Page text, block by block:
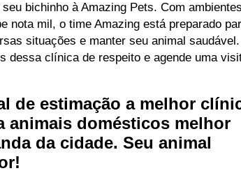
bichinho à Amazing Pets. Com ambientes
nota mil, o time Amazing está preparado
situações e manter seu animal saudável.
dessa clínica de respeito e agende uma
de estimação a melhor
animais domésticos melhor
da cidade. Seu animal